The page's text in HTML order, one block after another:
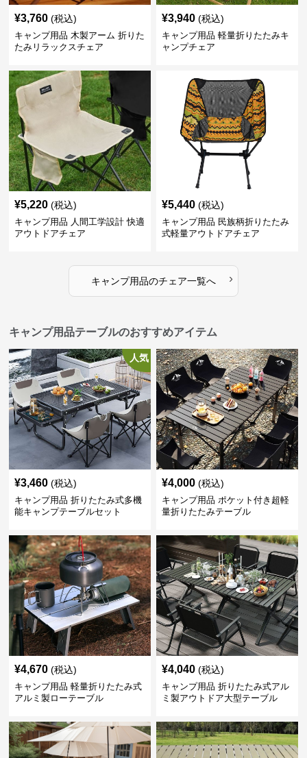
¥3,760 (税込)
キャンプ用品 木製アーム 折りた
たみリラックスチェア
¥3,940 (税込)
キャンプ用品 軽量折りたたみキ
ャンプチェア
¥5,220 (税込)
キャンプ用品 人間工学設計 快適
アウトドアチェア
¥5,440 (税込)
キャンプ用品 民族柄折りたたみ
式軽量アウトドアチェア
キャンプ用品のチェア一覧へ ›
キャンプ用品テーブルのおすすめアイテム
人気
¥3,460 (税込)
キャンプ用品 折りたたみ式多機
能キャンプテーブルセット
¥4,000 (税込)
キャンプ用品 ポケット付き超軽
量折りたたみテーブル
¥4,670 (税込)
キャンプ用品 軽量折りたたみ式
アルミ製ローテーブル
¥4,040 (税込)
キャンプ用品 折りたたみ式アル
ミ製アウトドア大型テーブル